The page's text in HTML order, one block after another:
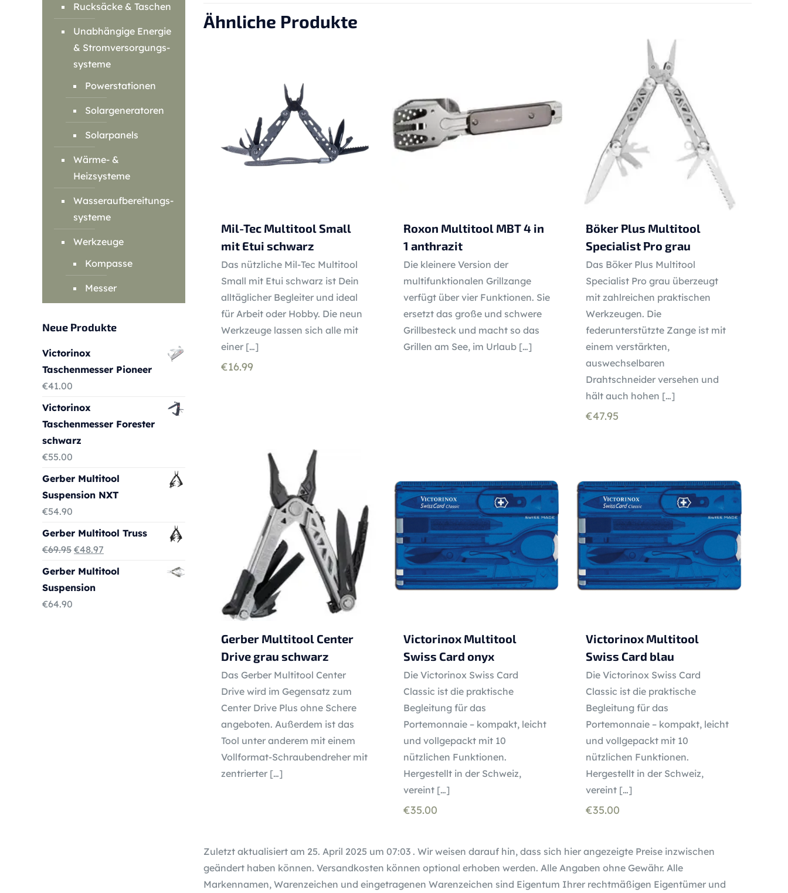
Ähnliche Produkte
Mil-Tec Multitool Small
mit Etui schwarz
Das nützliche Mil-Tec Multitool
Small mit Etui schwarz ist Dein
alltäglicher Begleiter und ideal
für Arbeit oder Hobby. Die neun
Werkzeuge lassen sich alle mit
einer[…]
€16.99
Roxon Multitool MBT 4 in
1 anthrazit
Die kleinere Version der
multifunktionalen Grillzange
verfügt über vier Funktionen. Sie
ersetzt das große und schwere
Grillbesteck und macht so das
Grillen am See, im Urlaub[…]
Böker Plus Multitool
Specialist Pro grau
Das Böker Plus Multitool
Specialist Pro grau überzeugt
mit zahlreichen praktischen
Werkzeugen. Die
federunterstützte Zange ist mit
einem verstärkten,
auswechselbaren
Drahtschneider versehen und
hält auch hohen […]
€47.95
Gerber Multitool Center
Drive grau schwarz
Das Gerber Multitool Center
Drive wird im Gegensatz zum
Center Drive Plus ohne Schere
angeboten. Außerdem ist das
Tool unter anderem mit einem
Vollformat-Schraubendreher mit
zentrierter[…]
Victorinox Multitool
Swiss Card onyx
Die Victorinox Swiss Card
Classic ist die praktische
Begleitung für das
Portemonnaie – kompakt, leicht
und vollgepackt mit 10
nützlichen Funktionen.
Hergestellt in der Schweiz,
vereint[…]
€35.00
Victorinox Multitool
Swiss Card blau
Die Victorinox Swiss Card
Classic ist die praktische
Begleitung für das
Portemonnaie – kompakt, leicht
und vollgepackt mit 10
nützlichen Funktionen.
Hergestellt in der Schweiz,
vereint […]
€35.00
Zuletzt aktualisiert am 25. April 2025 um 07:03 . Wir weisen darauf hin, dass sich hier angezeigte Preise inzwischen
geändert haben können. Versandkosten können optional erhoben werden. Alle Angaben ohne Gewähr. Alle
Markennamen, Warenzeichen und eingetragenen Warenzeichen sind Eigentum Ihrer rechtmäßigen Eigentümer und
Rucksäcke & Taschen
Unabhängige Energie
& Stromversorgungs-
systeme
Powerstationen
Solargeneratoren
Solarpanels
Wärme- &
Heizsysteme
Wasseraufbereitungs-
systeme
Werkzeuge
Kompasse
Messer
Neue Produkte
Victorinox
Taschenmesser Pioneer
€41.00
Victorinox
Taschenmesser Forester
schwarz
€55.00
Gerber Multitool
Suspension NXT
€54.90
Gerber Multitool Truss
€69.95 Ursprünglicher
Preis
war:
€48.97
Preis
Gerber Multitool
Suspension
€64.90